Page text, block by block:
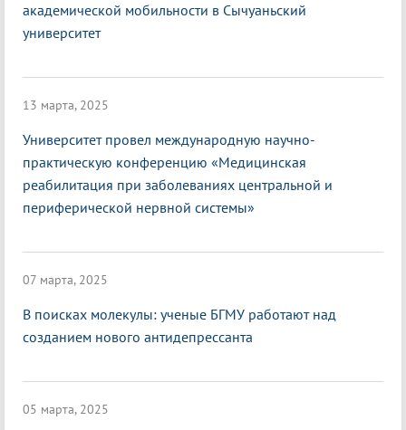
академической мобильности в Сычуаньский
университет
13 марта, 2025
Университет провел международную научно-
практическую конференцию «Медицинская
реабилитация при заболеваниях центральной и
периферической нервной системы»
07 марта, 2025
В поисках молекулы: ученые БГМУ работают над
созданием нового антидепрессанта
05 марта, 2025